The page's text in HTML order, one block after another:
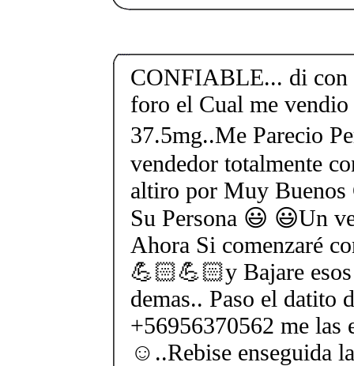
CONFIABLE... di con
foro el Cual me vendio
37.5mg..Me Parecio
vendedor totalmente
altiro por Muy Buenos
Su Persona 😃 😃Un
Ahora Si comenzaré
💪🏻💪🏻y Bajare
demas.. Paso el datito
+56956370562 me
☺..Rebise enseguida